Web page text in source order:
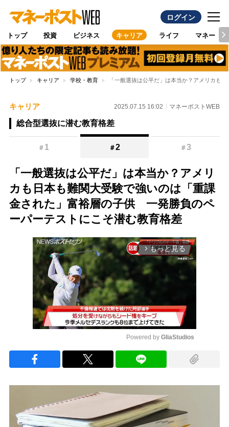
ログイン
トップ 投資 ビジネス キャリア ライフ マネー
トップ キャリア 学校・教育 「一般選抜は公平だ」は本当か？アメリカも
キャリア 2025.07.15 16:02 マネーポストWEB
総合型選抜に潜む教育格差
＃ 1 ＃2 ＃3
「一般選抜は公平だ」は本当か？アメリ
カも日本も難関大受験で強いのは「重課
金された」富裕層の子供 一発勝負のペ
ーパーテストにこそ潜む教育格差
arrow_forward_ios もっと見る
Powered by GliaStudios